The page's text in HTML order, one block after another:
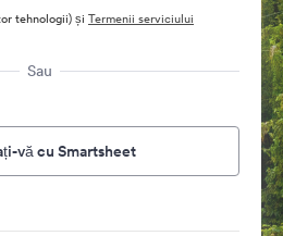
tehnologii) și Termenii serviciului
Sau
vă cu Smartsheet